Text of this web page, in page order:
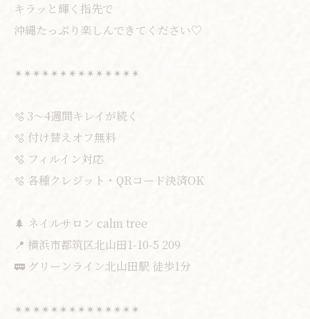
キラッと輝く指先で
沖縄たっぷり楽しんできてください♡
✴︎✴︎✴︎✴︎✴︎✴︎✴︎✴︎✴︎✴︎✴︎✴︎✴︎✴︎
🫧 3〜4週間キレイが続く
🫧 付け替えオフ無料
🫧 フィルイン対応
🫧 各種クレジット・QRコード決済OK
🌲 ネイルサロン calm tree
📍 横浜市都筑区北山田1-10-5 209
🚃 グリーンライン北山田駅 徒歩1分
✴︎✴︎✴︎✴︎✴︎✴︎✴︎✴︎✴︎✴︎✴︎✴︎✴︎✴︎